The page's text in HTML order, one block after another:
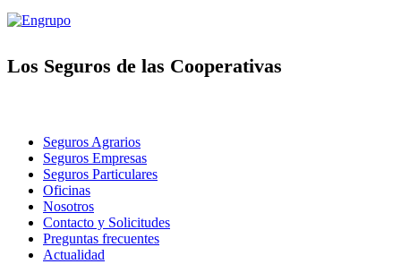
Los Seguros de las Cooperativas
Seguros Agrarios
Seguros Empresas
Seguros Particulares
Oficinas
Nosotros
Contacto y Solicitudes
Preguntas frecuentes
Actualidad